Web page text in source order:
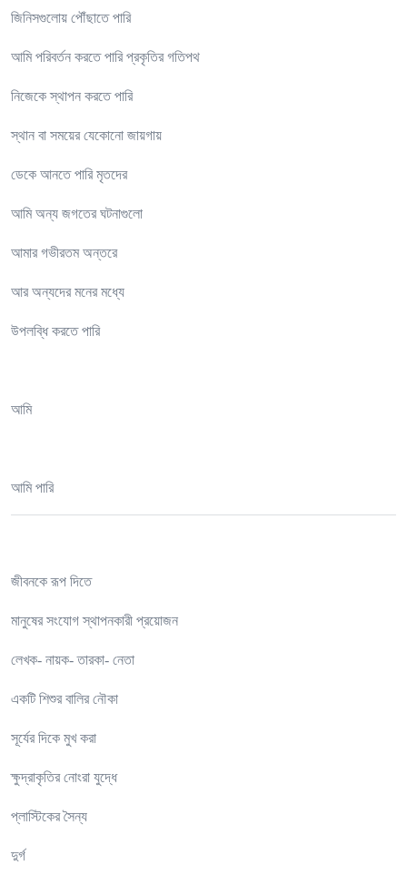
জিনিসগুলোয় পৌঁছাতে পারি
আমি পরিবর্তন করতে পারি প্রকৃতির গতিপথ
নিজেকে স্থাপন করতে পারি
স্থান বা সময়ের যেকোনো জায়গায়
ডেকে আনতে পারি মৃতদের
আমি অন্য জগতের ঘটনাগুলো
আমার গভীরতম অন্তরে
আর অন্যদের মনের মধ্যে
উপলব্ধি করতে পারি
আমি
আমি পারি
জীবনকে রূপ দিতে
মানুষের সংযোগ স্থাপনকারী প্রয়োজন
লেখক- নায়ক- তারকা- নেতা
একটি শিশুর বালির নৌকা
সূর্যের দিকে মুখ করা
ক্ষুদ্রাকৃতির নোংরা যুদ্ধে
প্লাস্টিকের সৈন্য
দুর্গ